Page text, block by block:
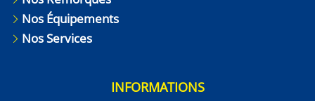
Nos Équipements
Nos Services
INFORMATIONS